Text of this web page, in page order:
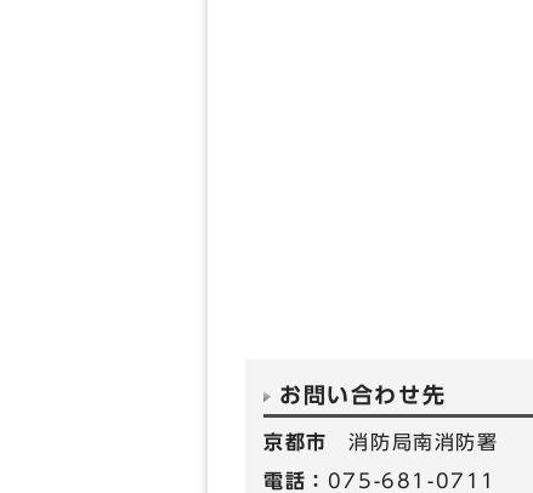
お問い合わせ先
京都市消防局南消防署
電話： 075-681-0711